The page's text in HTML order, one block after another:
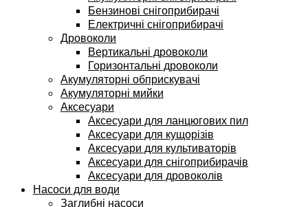
Бензинові снігоприбирачі
Електричні снігоприбирачі
Дровоколи
Вертикальні дровоколи
Горизонтальні дровоколи
Акумуляторні обприскувачі
Акумуляторні мийки
Аксесуари
Аксесуари для ланцюгових пил
Аксесуари для кущорізів
Аксесуари для культиваторів
Аксесуари для снігоприбирачів
Аксесуари для дровоколів
Насоси для води
Заглибні насоси